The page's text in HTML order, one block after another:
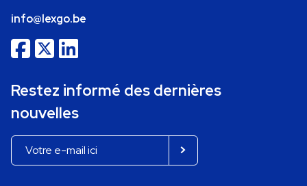
info@lexgo.be
Restez informé des dernières
nouvelles